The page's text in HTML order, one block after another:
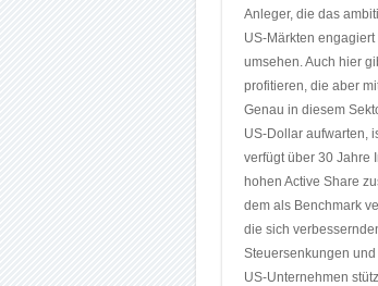
Anleger, die das
US-Märkten
umsehen. Auch hier
profitieren, die aber
Genau in diesem
US-Dollar aufwarten,
verfügt über 30 Jahre
hohen Active Share
dem als Benchmark
die sich
Steuersenkungen
US-Unternehmen